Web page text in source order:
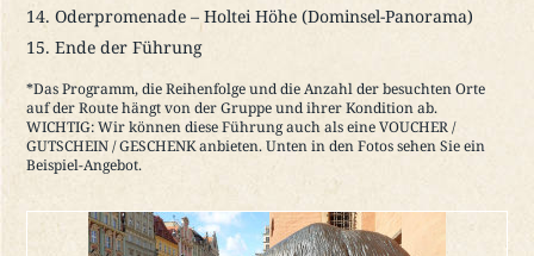
Oderpromenade – Holtei Höhe (Dominsel-Panorama)
Ende der Führung
*Das Programm, die Reihenfolge und die Anzahl der besuchten Orte
auf der Route hängt von der Gruppe und ihrer Kondition ab.
WICHTIG: Wir können diese Führung auch als eine VOUCHER /
GUTSCHEIN / GESCHENK anbieten. Unten in den Fotos sehen Sie ein
Beispiel-Angebot.